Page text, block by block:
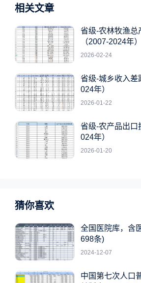
相关文章
省级-农林牧渔总
（2007-2024年）
2026-02-24
省级-城乡收入差
024年）
2026-01-22
省级-农产品出口
024年）
2026-01-20
猜你喜欢
全国医院库，含
698条)
2024-12-07
中国第七次人口